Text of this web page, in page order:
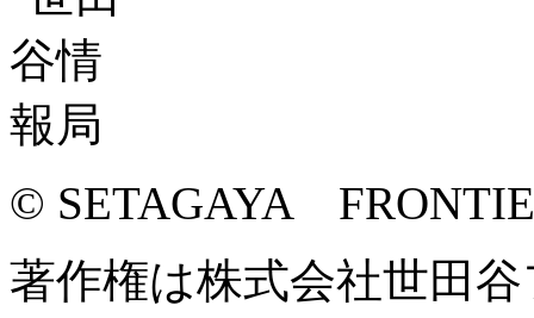
© SETAGAYA
著作権は株式会社世田